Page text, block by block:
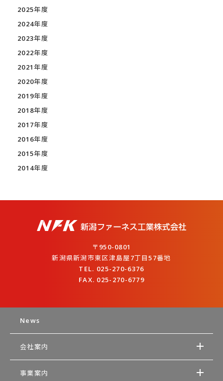
2025年度
2024年度
2023年度
2022年度
2021年度
2020年度
2019年度
2018年度
2017年度
2016年度
2015年度
2014年度
〒950-0801
新潟県新潟市東区津島屋7丁目57番地
TEL. 025-270-6376
FAX. 025-270-6779
News
会社案内
事業案内